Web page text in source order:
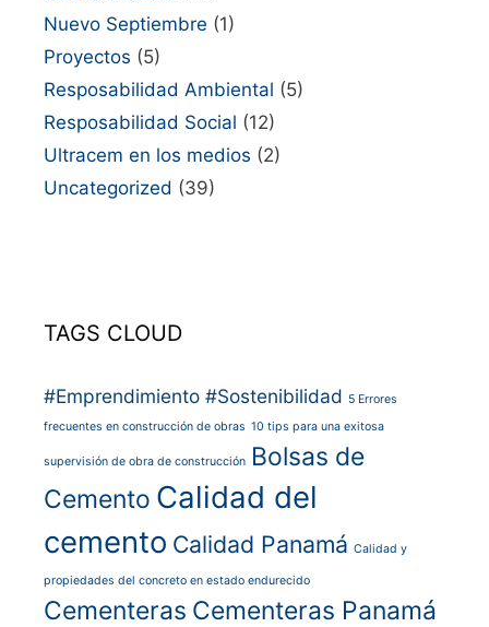
Nuevo Septiembre (1)
Proyectos (5)
Resposabilidad Ambiental (5)
Resposabilidad Social (12)
Ultracem en los medios (2)
Uncategorized (39)
TAGS CLOUD
#Emprendimiento #Sostenibilidad 5 Errores
frecuentes en construcción de obras 10 tips para una exitosa
supervisión de obra de construcción Bolsas de
Cemento Calidad del
cemento Calidad Panamá Calidad y
propiedades del concreto en estado endurecido
Cementeras Cementeras Panamá